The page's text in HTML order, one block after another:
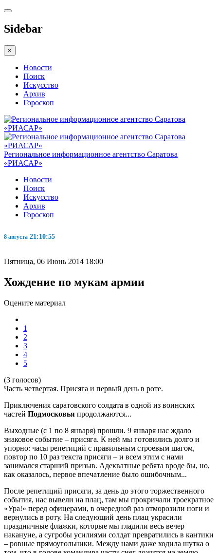
Sidebar
×
Новости
Поиск
Искусство
Архив
Гороскоп
Региональное информационное агентство Саратова
«РИАСАР»
Новости
Поиск
Искусство
Архив
Гороскоп
8 августа 21:10:56
Пятница, 06 Июнь 2014 18:00
Хождение по мукам армии
Оцените материал
1
2
3
4
5
(3 голосов)
Часть четвертая. Присяга и первый день в роте.
Приключения саратовского солдата в одной из воинских
частей Подмосковья продолжаются...
Выходные (с 1 по 8 января) прошли. 9 января нас ждало
знаковое событие – присяга. К ней мы готовились долго и
упорно: часы репетиций с правильным строевым шагом,
повтор по 10 раз текста присяги – и всем этим с нами
занимался старший призыв. Адекватные ребята вроде бы, но,
как оказалось, первое впечатление было ошибочным...
После репетиций присяги, за день до этого торжественного
события, нас вывели на плац, там мы прокричали троекратное
«Ура!» перед офицерами, в очередной раз отморозили ноги и
вернулись в роту. На следующий день плац украсили
праздничные флажки, которые мы гладили весь вечер
накануне, а сугробы усилиями солдат превратились в кантики
– ровные прямоугольники. Между нами даже ходила шутка о